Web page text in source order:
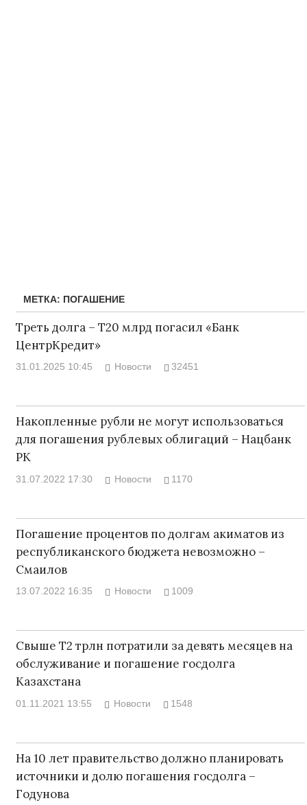
МЕТКА: ПОГАШЕНИЕ
Треть долга – Т20 млрд погасил «Банк
ЦентрКредит»
31.01.2025 10:45 Новости 32451
Накопленные рубли не могут использоваться
для погашения рублевых облигаций – Нацбанк
РК
31.07.2022 17:30 Новости 1170
Погашение процентов по долгам акиматов из
республиканского бюджета невозможно –
Смаилов
13.07.2022 16:35 Новости 1009
Свыше Т2 трлн потратили за девять месяцев на
обслуживание и погашение госдолга
Казахстана
01.11.2021 13:55 Новости 1548
На 10 лет правительство должно планировать
источники и долю погашения госдолга –
Годунова